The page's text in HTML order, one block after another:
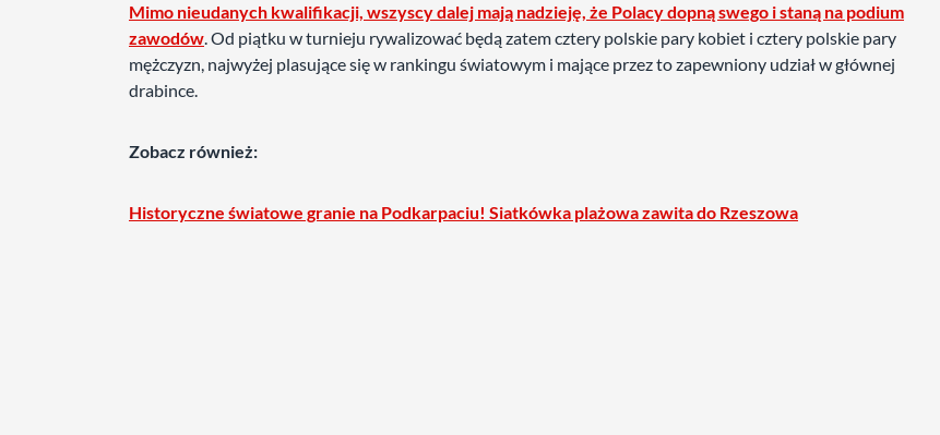
Mimo nieudanych kwalifikacji, wszyscy dalej mają nadzieję, że Polacy dopną swego i staną na podium
zawodów. Od piątku w turnieju rywalizować będą zatem cztery polskie pary kobiet i cztery polskie pary
mężczyzn, najwyżej plasujące się w rankingu światowym i mające przez to zapewniony udział w głównej
drabince.
Zobacz również:
Historyczne światowe granie na Podkarpaciu! Siatkówka plażowa zawita do Rzeszowa